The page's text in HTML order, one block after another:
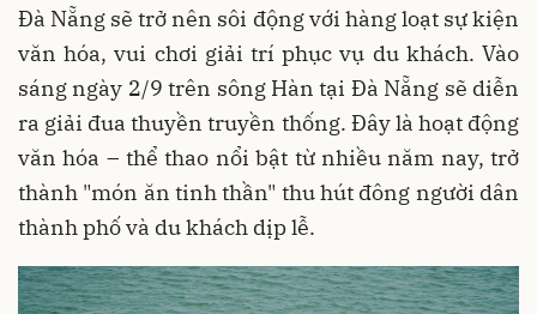
Đà Nẵng sẽ trở nên sôi động với hàng loạt sự kiện
văn hóa, vui chơi giải trí phục vụ du khách. Vào
sáng ngày 2/9 trên sông Hàn tại Đà Nẵng sẽ diễn
ra giải đua thuyền truyền thống. Đây là hoạt động
văn hóa – thể thao nổi bật từ nhiều năm nay, trở
thành "món ăn tinh thần" thu hút đông người dân
thành phố và du khách dịp lễ.